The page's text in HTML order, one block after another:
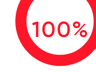
100%